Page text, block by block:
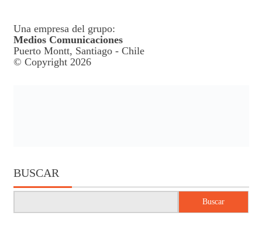
Una empresa del grupo:
Medios Comunicaciones
Puerto Montt, Santiago - Chile
© Copyright 2026
BUSCAR
Buscar